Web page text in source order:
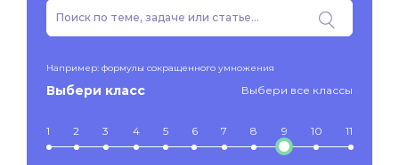
Например: формулы сокращенного умножения
Выбери класс Выбери все классы
1 2 3 4 5 6 7 8 9 10 11